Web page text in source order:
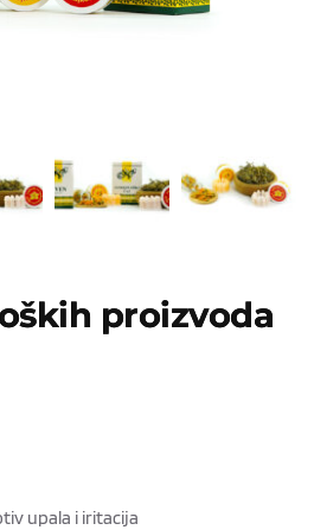
proizvoda
upala i iritacija